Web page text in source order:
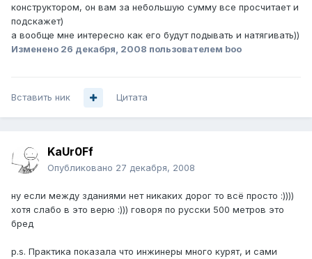
конструктором, он вам за небольшую сумму все просчитает и
подскажет)
а вообще мне интересно как его будут подывать и натягивать))
Изменено 26 декабря, 2008 пользователем boo
Вставить ник Цитата
KaUr0Ff
Опубликовано 27 декабря, 2008
ну если между зданиями нет никаких дорог то всё просто :))))
хотя слабо в это верю :))) говоря по русски 500 метров это
бред
p.s. Практика показала что инжинеры много курят, и сами